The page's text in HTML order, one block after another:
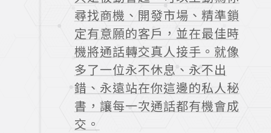
尋找商機、開發市場、精準鎖
定有意願的客戶，並在最佳時
機將通話轉交真人接手。就像
多了一位永不休息、永不出
錯、永遠站在你這邊的私人秘
書，讓每一次通話都有機會成
交。